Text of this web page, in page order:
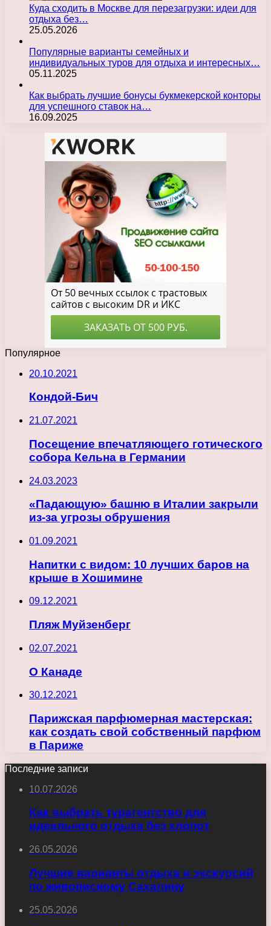
Куда сходить в Москве для перезагрузки: идеи для
отдыха без…
25.05.2026
Популярные варианты семейных и
индивидуальных туров для отдыха и интересных…
05.11.2025
Как выбрать лучшие бонусы букмекерской конторы
для успешного ставок на…
16.09.2025
Популярное
20.10.2021
Кондой-Бич
21.07.2021
Посещение впечатляющего готического
собора Кельна в Германии
24.03.2023
«Падающую» башню в Италии закрыли
из-за угрозы обрушения
01.09.2021
Напитки с видом: 10 лучших баров на
крыше в Хошимине
09.12.2021
Пляж Муйзенберг
02.07.2021
О Канаде
30.12.2021
Парижская парфюмерная мастерская:
как создать свой собственный парфюм
в Париже
Последние записи
10.07.2026
Как выбрать турагентство для
идеального отдыха без хлопот
26.05.2026
Лучшие варианты отдыха и экскурсий
по живописному Сахалину
25.05.2026